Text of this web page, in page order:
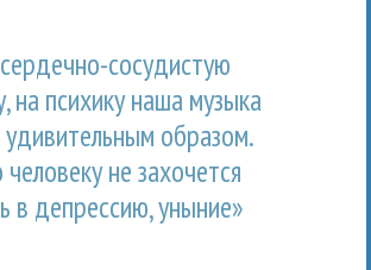
сосудистую
на психику наша музыка
удивительным образом.
не захочется
в депрессию, уныние»